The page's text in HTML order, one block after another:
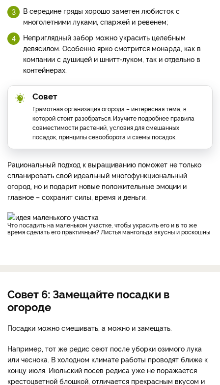
В середине гряды хорошо заметен любисток с
многолетними луками, спаржей и ревенем;
Неприглядный забор можно украсить целебным
девясилом. Особенно ярко смотрится монарда, как в
компании с душицей и шнитт-луком, так и отдельно в
контейнерах.
Совет
Грамотная организация огорода – интересная тема, в
которой стоит разобраться. Изучите подробнее правила
совместимости растений, условия для смешанных
посадок, принципы севооборота и схемы посадок.
Рациональный подход к выращиванию поможет не только
спланировать свой идеальный многофункциональный
огород, но и подарит новые положительные эмоции и
главное – сохранит силы, время и деньги.
Что посадить на маленьком участке, чтобы украсить его и в то же
время сделать его практичным? Листья мангольда вкусны и роскошны
Совет 6: Замещайте посадки в
огороде
Посадки можно смешивать, а можно и замещать.
Например, тот же редис сеют после уборки озимого лука
или чеснока. В холодном климате работы проводят ближе к
концу июля. Июльский посев редиса уже не поражается
крестоцветной блошкой, отличается прекрасным вкусом и